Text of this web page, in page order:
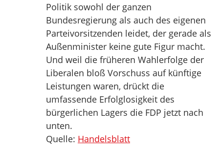
Politik sowohl der ganzen
Bundesregierung als auch des eigenen
Parteivorsitzenden leidet, der gerade als
Außenminister keine gute Figur macht.
Und weil die früheren Wahlerfolge der
Liberalen bloß Vorschuss auf künftige
Leistungen waren, drückt die
umfassende Erfolglosigkeit des
bürgerlichen Lagers die FDP jetzt nach
unten.
Quelle: Handelsblatt